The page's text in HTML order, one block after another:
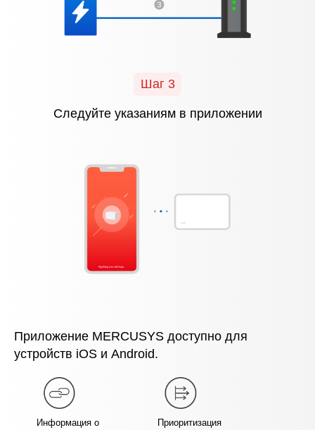
Шаг 3
Следуйте указаниям в приложении
Приложение MERCUSYS доступно для
устройств iOS и Android.
Информация о
Приоритизация